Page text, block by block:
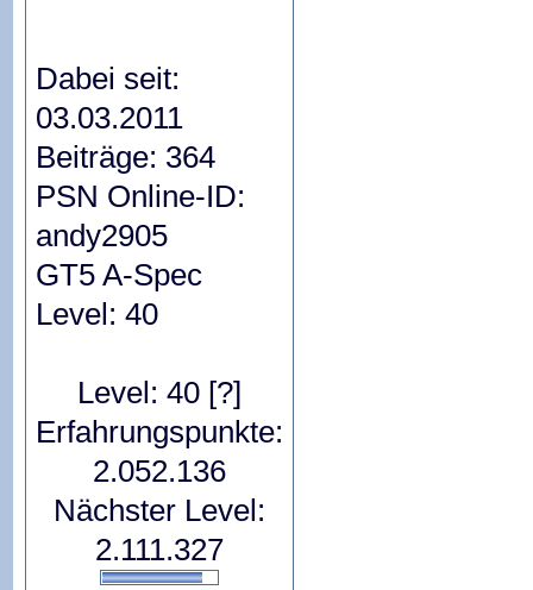
Dabei seit:
03.03.2011
Beiträge: 364
PSN Online-ID:
andy2905
GT5 A-Spec
Level: 40
Level: 40 [?]
Erfahrungspunkte:
2.052.136
Nächster Level:
2.111.327